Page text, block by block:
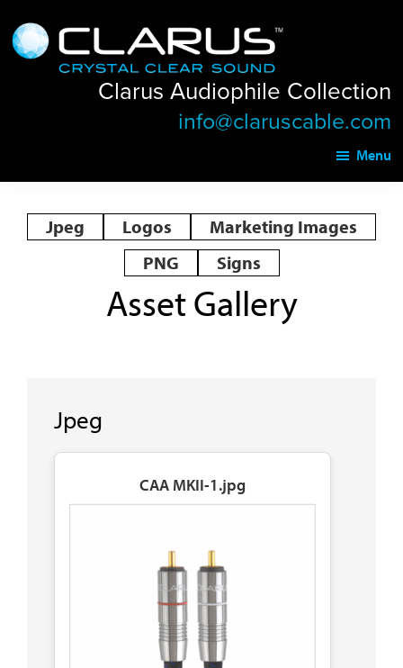
to
main
to
footer
Clarus
Audiophile
Collection
Clarus Audiophile Collection
info@claruscable.com
Menu
Jpeg Logos
Marketing Images
PNG
Signs
Asset Gallery
Jpeg
CAA MKII-1.jpg